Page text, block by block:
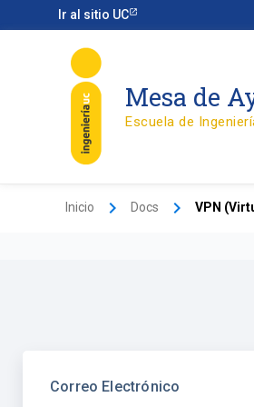
Ir al sitio UC
al
Mesa de
Escuela de
Inicio Docs VPN
Correo Electrónico